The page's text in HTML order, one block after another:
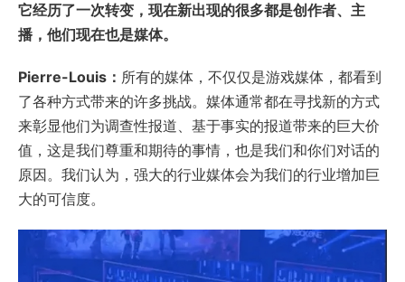
它经历了一次转变，现在新出现的很多都是创作者、主
播，他们现在也是媒体。
Pierre-Louis： 所有的媒体，不仅仅是游戏媒体，都看到
了各种方式带来的许多挑战。媒体通常都在寻找新的方式
来彰显他们为调查性报道、基于事实的报道带来的巨大价
值，这是我们尊重和期待的事情，也是我们和你们对话的
原因。我们认为，强大的行业媒体会为我们的行业增加巨
大的可信度。